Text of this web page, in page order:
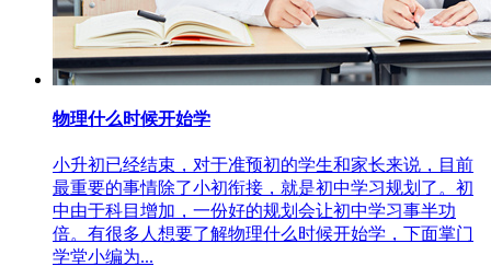
物理什么时候开始学
小升初已经结束，对于准预初的学生和家长来说，目前
最重要的事情除了小初衔接，就是初中学习规划了。初
中由于科目增加，一份好的规划会让初中学习事半功
倍。有很多人想要了解物理什么时候开始学，下面掌门
学堂小编为...